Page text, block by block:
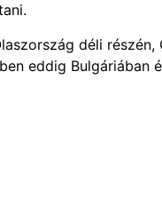
déli
eddig Bulgáriában